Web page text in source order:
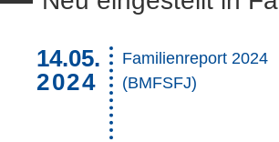
14.05.
2024
Familienreport 2024
(BMFSFJ)